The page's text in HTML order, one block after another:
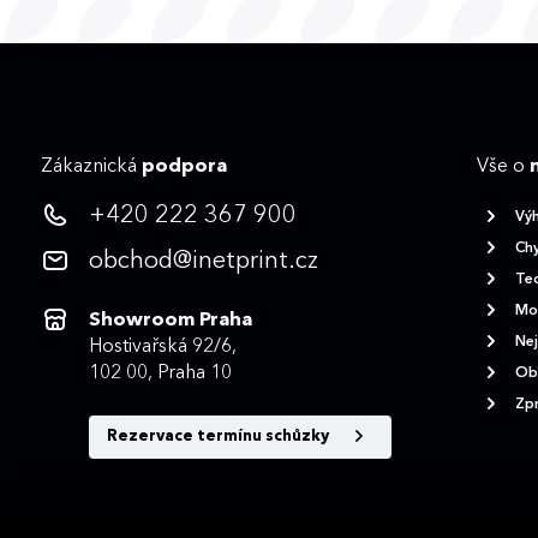
Zákaznická podpora
+420 222 367 900
obchod@inetprint.cz
Showroom Praha
Hostivařská 92/6,
102 00, Praha 10
Rezervace termínu schůzky
Vše o